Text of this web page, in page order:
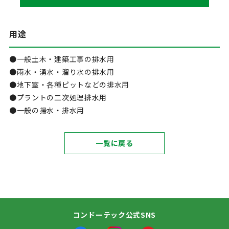
用途
●一般土木・建築工事の排水用
●雨水・湧水・溜り水の排水用
●地下室・各種ピットなどの排水用
●プラントの二次処理排水用
●一般の揚水・排水用
一覧に戻る
コンドーテック公式SNS